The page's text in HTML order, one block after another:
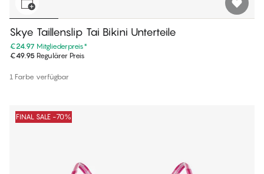
Skye Taillenslip Tai Bikini Unterteile
€24.97 Mitgliederpreis*
€49.95 Regulärer Preis
1 Farbe verfügbar
FINAL SALE -70%